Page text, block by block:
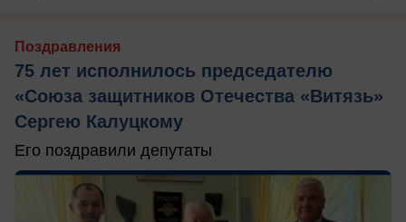
Поздравления
75 лет исполнилось председателю
«Союза защитников Отечества «Витязь»
Сергею Калуцкому
Его поздравили депутаты